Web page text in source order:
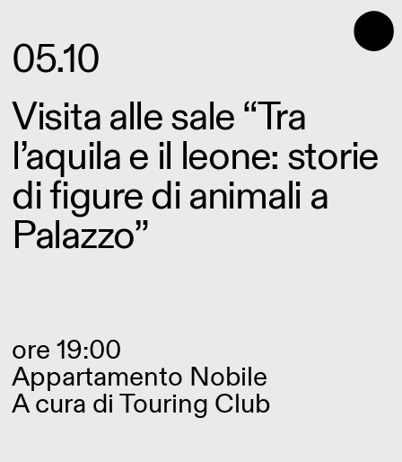
⬤
05.10
Visita alle sale “Tra
l’aquila e il leone: storie
di figure di animali a
Palazzo”
ore 19:00
Appartamento Nobile
A cura di Touring Club